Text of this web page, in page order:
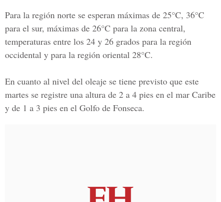
Para la región norte se esperan máximas de 25°C, 36°C
para el sur, máximas de 26°C para la zona central,
temperaturas entre los 24 y 26 grados para la región
occidental y para la región oriental 28°C.
En cuanto al nivel del oleaje se tiene previsto que este
martes se registre una altura de 2 a 4 pies en el mar Caribe
y de 1 a 3 pies en el Golfo de Fonseca.